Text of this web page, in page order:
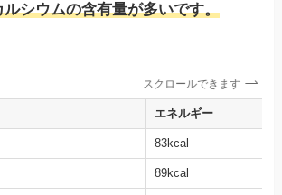
シウムの含有量が多いです。
スクロールできます
エネルギー
83kcal
89kcal